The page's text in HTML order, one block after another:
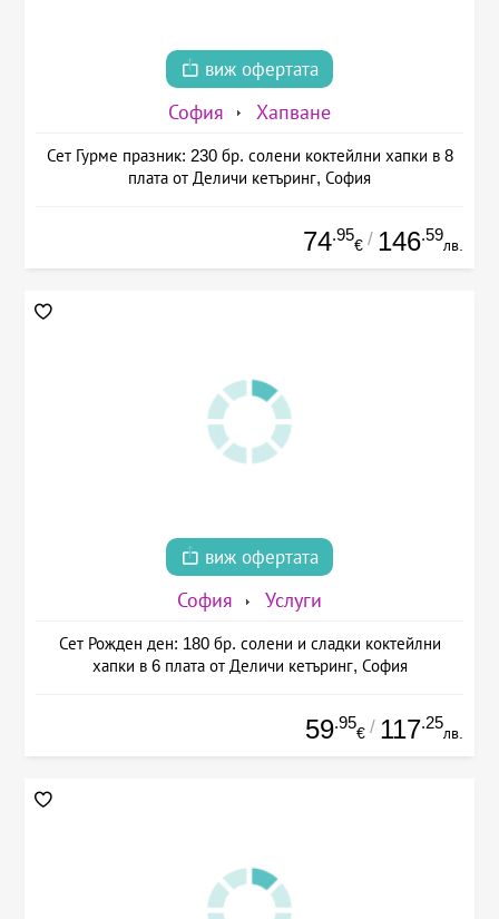
виж офертата
София Хапване
Сет Гурме празник: 230 бр. солени коктейлни хапки в 8
плата от Деличи кетъринг, София
74.95
€ / 146.59
лв.
виж офертата
София Услуги
Сет Рожден ден: 180 бр. солени и сладки коктейлни
хапки в 6 плата от Деличи кетъринг, София
59.95
€ / 117.25
лв.